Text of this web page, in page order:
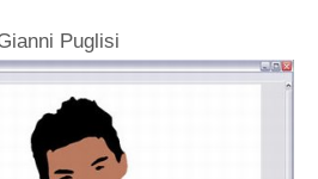
Puglisi